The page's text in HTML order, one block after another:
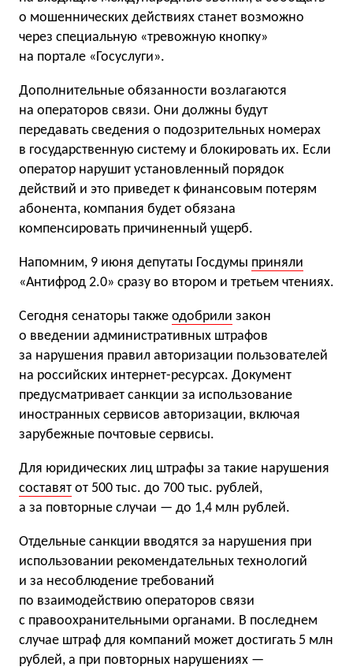
о мошеннических действиях станет возможно
через специальную «тревожную кнопку»
на портале «Госуслуги».
Дополнительные обязанности возлагаются
на операторов связи. Они должны будут
передавать сведения о подозрительных номерах
в государственную систему и блокировать их. Если
оператор нарушит установленный порядок
действий и это приведет к финансовым потерям
абонента, компания будет обязана
компенсировать причиненный ущерб.
Напомним, 9 июня депутаты Госдумы приняли
«Антифрод 2.0» сразу во втором и третьем чтениях.
Сегодня сенаторы также одобрили закон
о введении административных штрафов
за нарушения правил авторизации пользователей
на российских интернет-ресурсах. Документ
предусматривает санкции за использование
иностранных сервисов авторизации, включая
зарубежные почтовые сервисы.
Для юридических лиц штрафы за такие нарушения
составят от 500 тыс. до 700 тыс. рублей,
а за повторные случаи — до 1,4 млн рублей.
Отдельные санкции вводятся за нарушения при
использовании рекомендательных технологий
и за несоблюдение требований
по взаимодействию операторов связи
с правоохранительными органами. В последнем
случае штраф для компаний может достигать 5 млн
рублей, а при повторных нарушениях —